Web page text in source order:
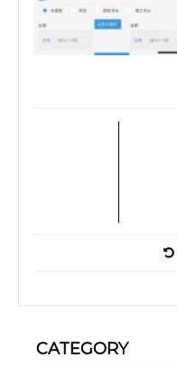
CATEGORY